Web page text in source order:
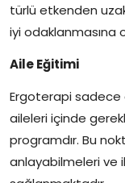
türlü etkenden
iyi odaklanmasına
Aile Eğitimi
Ergoterapi sadece
aileleri içinde
programdır. Bu
anlayabilmeleri ve